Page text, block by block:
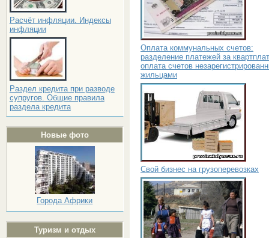
Расчёт инфляции. Индексы
инфляции
Раздел кредита при разводе
супругов. Общие правила
раздела кредита
Новые фото
Города Африки
Туризм и отдых
Оплата коммунальных счетов:
разделение платежей за
оплата счетов
жильцами
Свой бизнес на грузоперевозках